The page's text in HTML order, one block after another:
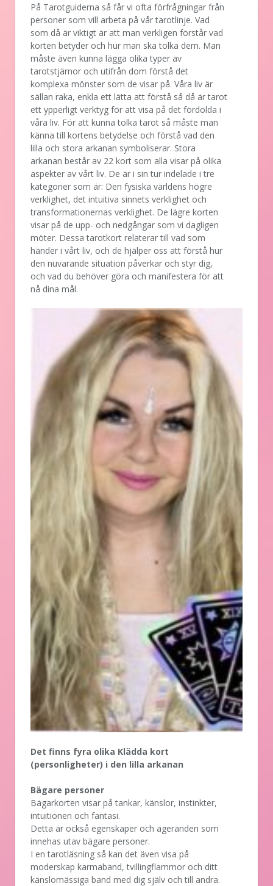
På Tarotguiderna så får vi ofta förfrågningar från
personer som vill arbeta på vår tarotlinje. Vad
som då är viktigt är att man verkligen förstår vad
korten betyder och hur man ska tolka dem. Man
måste även kunna lägga olika typer av
tarotstjärnor och utifrån dom förstå det
komplexa mönster som de visar på. Våra liv är
sällan raka, enkla ett lätta att förstå så då är tarot
ett ypperligt verktyg för att visa på det fördolda i
våra liv. För att kunna tolka tarot så måste man
känna till kortens betydelse och förstå vad den
lilla och stora arkanan symboliserar. Stora
arkanan består av 22 kort som alla visar på olika
aspekter av vårt liv. De är i sin tur indelade i tre
kategorier som är: Den fysiska världens högre
verklighet, det intuitiva sinnets verklighet och
transformationernas verklighet. De lägre korten
visar på de upp- och nedgångar som vi dagligen
möter. Dessa tarotkort relaterar till vad som
händer i vårt liv, och de hjälper oss att förstå hur
den nuvarande situation påverkar och styr dig,
och vad du behöver göra och manifestera för att
nå dina mål.
Det finns fyra olika Klädda kort
(personligheter) i den lilla arkanan
Bägare personer
Bägarkorten visar på tankar, känslor, instinkter,
intuitionen och fantasi.
Detta är också egenskaper och ageranden som
innehas utav bägare personer.
I en tarotläsning så kan det även visa på
moderskap karmaband, tvillingflammor och ditt
känslomässiga band med dig själv och till andra.